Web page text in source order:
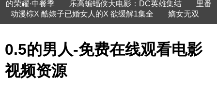
的荣耀·中餐季
乐高蝙蝠侠大电影：DC英雄集结
里番
动漫棕X 酷婊子已婚女人的X 欲缓解1集全
嫡女无双
0.5的男人-免费在线观看电影
视频资源